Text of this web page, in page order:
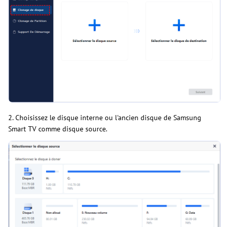
2. Choisissez le disque interne ou l'ancien disque de Samsung
Smart TV comme disque source.